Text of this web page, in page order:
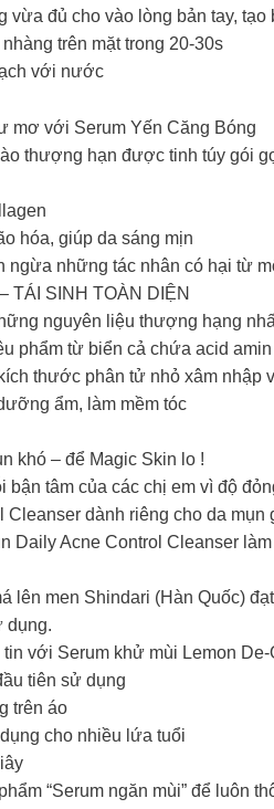
vừa đủ cho vào lòng bản tay, tạo
trên mặt trong 20-30s
với nước
mơ với Serum Yến Căng Bóng
thượng hạn được tinh túy gói
hóa, giúp da sáng mịn
ngừa những tác nhân có hại từ
TÁI SINH TOÀN DIỆN
nguyên liệu thượng hạng
phẩm từ biển cả chứa acid
thước phân tử nhỏ xâm nhập
ẩm, làm mềm tóc
khó – để Magic Skin lo !
bận tâm của các chị em vì độ
Cleanser dành riêng cho da
Daily Acne Control Cleanser
lên men Shindari (Hàn Quốc)
dụng.
với Serum khử mùi Lemon De-
tiên sử dụng
trên áo
cho nhiều lứa tuổi
“Serum ngăn mùi” để luôn